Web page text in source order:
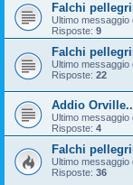
Falchi
Ultimo messaggio
Risposte: 9
Falchi
Ultimo messaggio
Risposte: 22
Addio Orville..
Ultimo messaggio
Risposte: 4
Falchi
Ultimo messaggio
Risposte: 36